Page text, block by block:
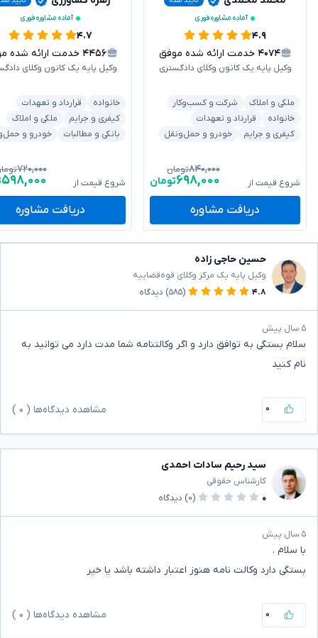
آماده مشاوره فوری
۴.۹
۴۰۷۴ خدمت ارائه شده موفق
وکیل پایه یک کانون وکلای دادگستری
ملکی و املاک
شرکت و کسب‌وکار
خانواده
قرارداد و تعهدات
کیفری و جرایم
خودرو و حمل‌ونقل
شروع قیمت از
۸۴۰,۰۰۰تومان
۶۹۸,۰۰۰تومان
دریافت مشاوره
آماده مشاوره فوری
۴.۷
۴۴۵۶ خدمت ارائه شده موفق
وکیل پایه یک کانون وکلای
خانواده
قرارداد و تعهدات
کیفری و جرایم
ملکی و املاک
بانکی و مطالبات
خودرو و
شروع قیمت از
۷۲۰,۰۰۰
۵۹۸,۰۰۰
دریافت مشاوره
حسین حاجی زاده
وکیل پایه یک مرکز وکلای قوه‌قضاییه
۴.۸
(۵۸۵) دیدگاه
۵ سال پیش
سلام بستگی به توافق دارد و اگر وکالتنامه شما مدت دارد می توانید به
نام کنید
۰ مشاهده دیدگاه‌ها ( ۰
سید رحیم سادات احمدی
کارشناس حقوقی
۰
(۰) دیدگاه
۵ سال پیش
با سلام .
بستگی دارد وکالت نامه هنوز اعتبار داشته باشد یا خیر
۰ مشاهده دیدگاه‌ها ( ۰